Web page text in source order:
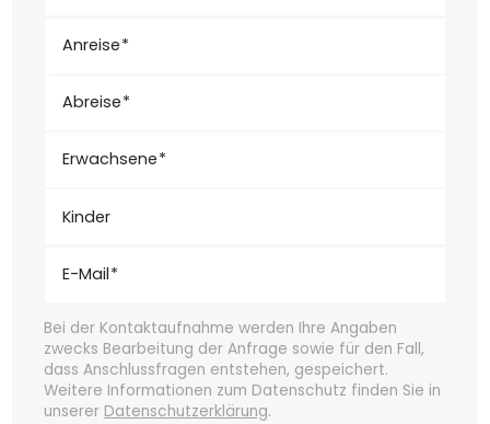
Anreise
Abreise
Erwachsene
Kinder
E-Mail
Bei der Kontaktaufnahme werden Ihre Angaben
zwecks Bearbeitung der Anfrage sowie für den Fall,
dass Anschlussfragen entstehen, gespeichert.
Weitere Informationen zum Datenschutz finden Sie in
unserer Datenschutzerklärung.